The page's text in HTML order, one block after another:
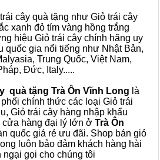
cây quà tặng như Giỏ trái cây
xanh đỏ tím vàng hồng trắng
hiệu Giỏ trái cây chính hãng uy
quốc gia nổi tiếng như Nhật Bản,
Trung Quốc, Việt Nam,
Đức, Italy.....
quà tặng Trà Ôn Vĩnh Long là
chính thức các loại Giỏ trái
Giỏ trái cây hàng nhập khẩu
cửa hàng đại lý lớn ở Trà Ôn
quốc giá rẻ ưu đãi. Shop bán giỏ
luôn bảo đảm khách hàng hài
gọi cho chúng tôi